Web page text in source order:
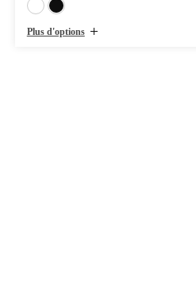
Plus d'options